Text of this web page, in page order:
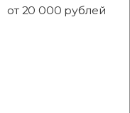
от 20 000 рублей